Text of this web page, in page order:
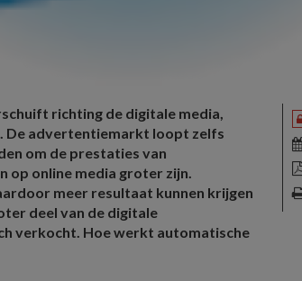
richting de digitale media,
advertentiemarkt loopt zelfs
om de prestaties van
op online media groter zijn.
meer resultaat kunnen krijgen
deel van de digitale
verkocht. Hoe werkt automatische